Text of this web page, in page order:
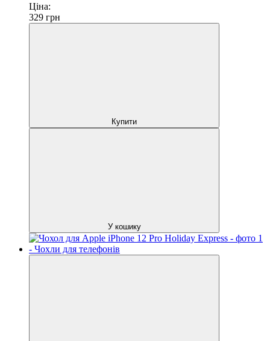
Ціна:
329 грн
Купити
У кошику